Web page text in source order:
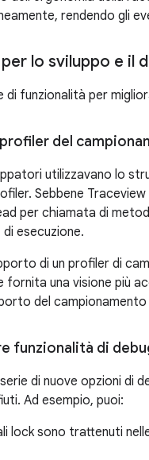
rendendo gli
lo sviluppo e il
di funzionalità per
del
utilizzavano lo
Sebbene
per chiamata di
esecuzione.
di un profiler di
fornita una visione più
del
funzionalità di
di nuove opzioni di
Ad esempio, puoi:
lock sono trattenuti